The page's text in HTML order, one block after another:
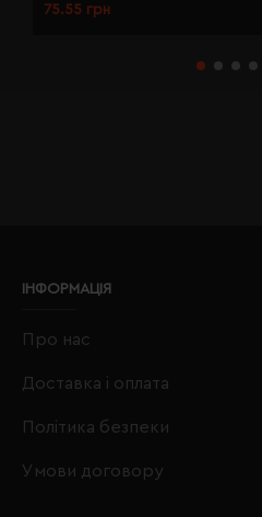
75.55 грн
ІНФОРМАЦІЯ
Про нас
Доставка і оплата
Політика безпеки
Умови договору